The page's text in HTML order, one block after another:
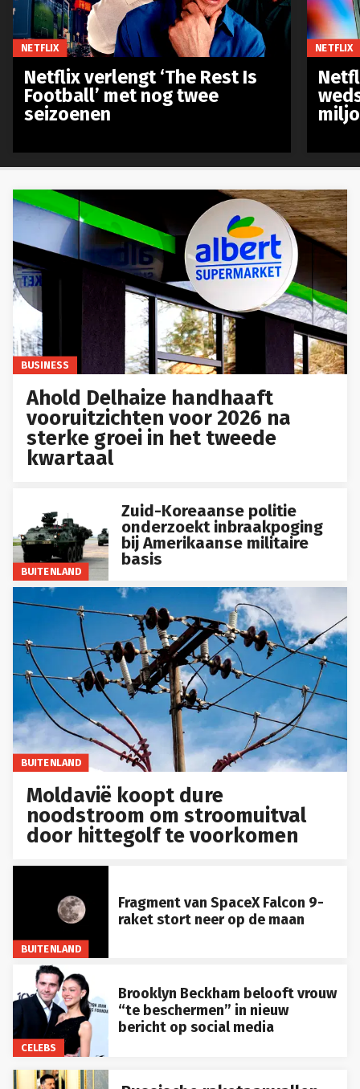
BUSINESS
Ahold Delhaize handhaaft
vooruitzichten voor 2026 na
sterke groei in het tweede
kwartaal
BUITENLAND
Zuid-Koreaanse politie
onderzoekt inbraakpoging
bij Amerikaanse militaire
basis
BUITENLAND
Moldavië koopt dure
noodstroom om stroomuitval
door hittegolf te voorkomen
BUITENLAND
Fragment van SpaceX Falcon 9-
raket stort neer op de maan
CELEBS
Brooklyn Beckham belooft vrouw
“te beschermen” in nieuw
bericht op social media
Russische raketaanvallen
NETFLIX
Netflix verlengt ‘The Rest Is
Football’ met nog twee
seizoenen
NETFLIX